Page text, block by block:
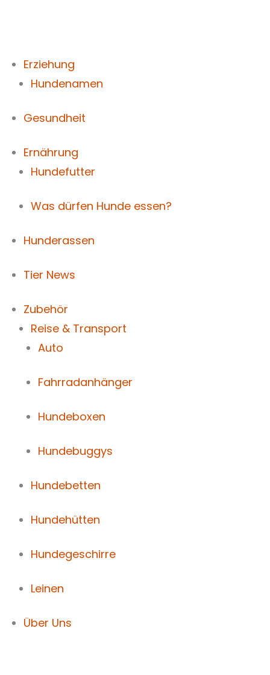
Erziehung
Hundenamen
Gesundheit
Ernährung
Hundefutter
Was dürfen Hunde essen?
Hunderassen
Tier News
Zubehör
Reise & Transport
Auto
Fahrradanhänger
Hundeboxen
Hundebuggys
Hundebetten
Hundehütten
Hundegeschirre
Leinen
Über Uns